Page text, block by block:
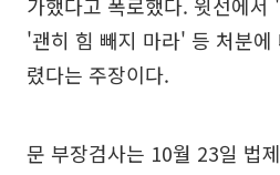
'괜히 힘 빼지 마라' 등 처분에
렸다는 주장이다.
문 부장검사는 10월 23일 법